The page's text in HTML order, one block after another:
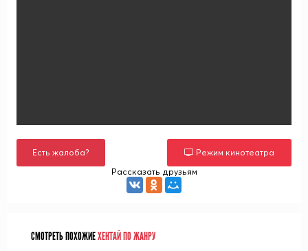
Есть жалоба?
Режим кинотеатра
Рассказать друзьям
СМОТРЕТЬ ПОХОЖИЕХЕНТАЙ ПО ЖАНРУ